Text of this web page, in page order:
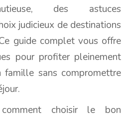
des astuces
judicieux de destinations
guide complet vous offre
pour profiter pleinement
sans compromettre
choisir le bon